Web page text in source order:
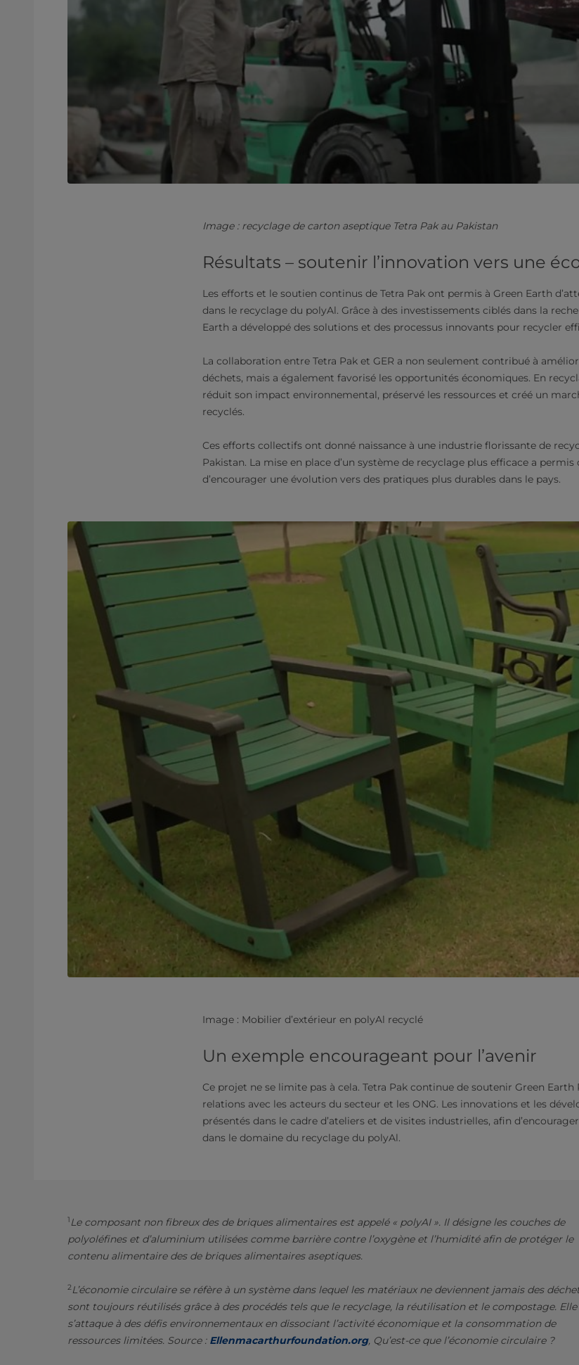
Image : recyclage de carton aseptique Tetra Pak au Pakistan
Résultats – soutenir l’innovation vers une
Les efforts et le soutien continus de Tetra Pak ont permis à Green Earth
dans le recyclage du polyAl. Grâce à des investissements ciblés dans la
Earth a développé des solutions et des processus innovants pour recycler
La collaboration entre Tetra Pak et GER a non seulement contribué à
déchets, mais a également favorisé les opportunités économiques. En
réduit son impact environnemental, préservé les ressources et créé un
recyclés.
Ces efforts collectifs ont donné naissance à une industrie florissante de
Pakistan. La mise en place d’un système de recyclage plus efficace a
d’encourager une évolution vers des pratiques plus durables dans le pays.
Image : Mobilier d’extérieur en polyAl recyclé
Un exemple encourageant pour l’avenir
Ce projet ne se limite pas à cela. Tetra Pak continue de soutenir Green
relations avec les acteurs du secteur et les ONG. Les innovations et les
présentés dans le cadre d’ateliers et de visites industrielles, afin
dans le domaine du recyclage du polyAl.
1Le composant non fibreux des de briques alimentaires est appelé « polyAI ». Il désigne les couches de
polyoléfines et d’aluminium utilisées comme barrière contre l’oxygène et l’humidité afin de protéger le
contenu alimentaire des de briques alimentaires aseptiques.
2L’économie circulaire se réfère à un système dans lequel les matériaux ne deviennent jamais des
sont toujours réutilisés grâce à des procédés tels que le recyclage, la réutilisation et le compostage. Elle
s’attaque à des défis environnementaux en dissociant l’activité économique et la consommation de
ressources limitées. Source : Ellenmacarthurfoundation.org, Qu’est-ce que l’économie circulaire ?